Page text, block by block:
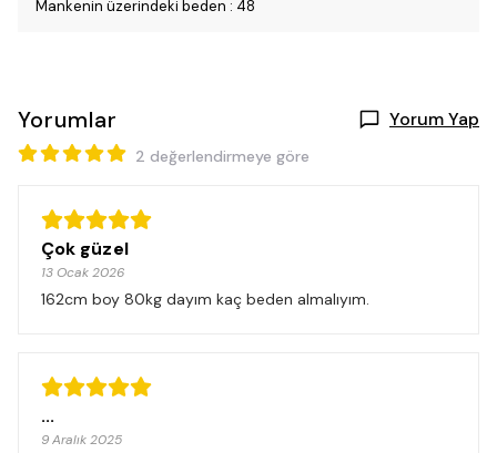
Mankenin üzerindeki beden : 48
Yorumlar Yorum Yap
2 değerlendirmeye göre
Çok güzel
13 Ocak 2026
162cm boy 80kg dayım kaç beden almalıyım.
...
9 Aralık 2025